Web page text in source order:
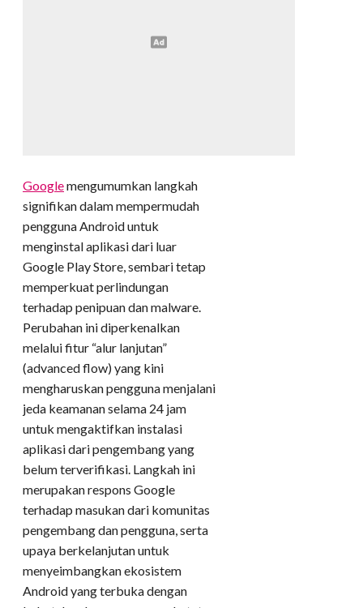
Googlemengumumkan langkah
signifikan dalam mempermudah
pengguna Android untuk
menginstal aplikasi dari luar
Google Play Store, sembari tetap
memperkuat perlindungan
terhadap penipuan dan malware.
Perubahan ini diperkenalkan
melalui fitur “alur lanjutan”
(advanced flow) yang kini
mengharuskan pengguna menjalani
jeda keamanan selama 24 jam
untuk mengaktifkan instalasi
aplikasi dari pengembang yang
belum terverifikasi. Langkah ini
merupakan respons Google
terhadap masukan dari komunitas
pengembang dan pengguna, serta
upaya berkelanjutan untuk
menyeimbangkan ekosistem
Android yang terbuka dengan